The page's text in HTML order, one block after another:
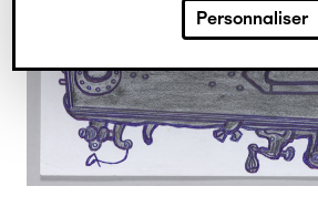
Personnaliser